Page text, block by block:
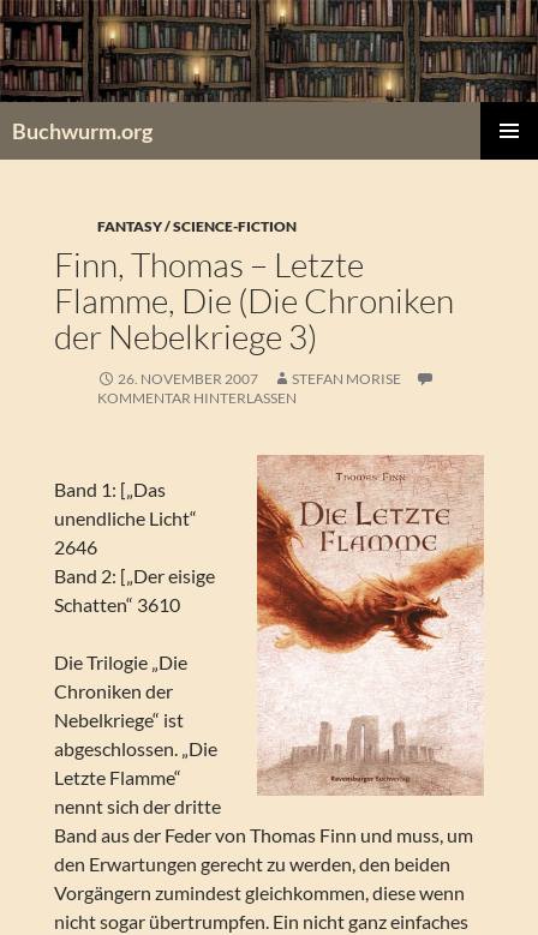
Zum
Inhalt
springen
Buchwurm.org
FANTASY / SCIENCE-FICTION
Finn, Thomas – Letzte
Flamme, Die (Die Chroniken
der Nebelkriege 3)
26. NOVEMBER 2007
STEFAN MORISE
KOMMENTAR HINTERLASSEN
Band 1: [„Das
unendliche Licht“
2646
Band 2: [„Der eisige
Schatten“ 3610
Die Trilogie „Die
Chroniken der
Nebelkriege“ ist
abgeschlossen. „Die
Letzte Flamme“
nennt sich der dritte
Band aus der Feder von Thomas Finn und muss, um
den Erwartungen gerecht zu werden, den beiden
Vorgängern zumindest gleichkommen, diese wenn
nicht sogar übertrumpfen. Ein nicht ganz einfaches